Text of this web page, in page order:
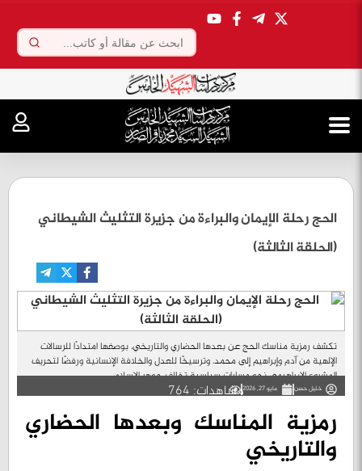
.
الحج رحلة الإيمان والبراءة من جزيرة التثليث الشيطاني
(الحلقة الثالثة)
تكشف رمزية مناسك الحج عن بعدها الحضاري والتاريخي، بوصفها امتدادًا للرسالات
الإلهية من آدم وإبراهيم إلى محمد، وترسيخًا للعدل والخلافة الإنسانية ورفضًا لتحريف
المشروع الإبراهيمي نحو مسارات سياسية تخالف جوهر الإسلام...
خليل حسن مايو 27, 2026 مشاهدات: 764
رمزية المناسك وبعدها الحضاري
والتاريخي